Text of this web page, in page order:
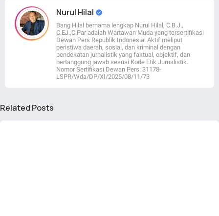
Nurul Hilal
Bang Hilal bernama lengkap Nurul Hilal, C.B.J.,
C.EJ.,C.Par adalah Wartawan Muda yang tersertifikasi
Dewan Pers Republik Indonesia. Aktif meliput
peristiwa daerah, sosial, dan kriminal dengan
pendekatan jurnalistik yang faktual, objektif, dan
bertanggung jawab sesuai Kode Etik Jurnalistik.
Nomor Sertifikasi Dewan Pers: 31178-
LSPR/Wda/DP/XI/2025/08/11/73
Related Posts